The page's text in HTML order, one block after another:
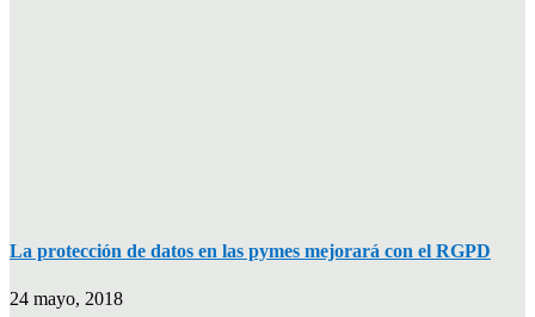
La protección de datos en las pymes mejorará con el RGPD
24 mayo, 2018